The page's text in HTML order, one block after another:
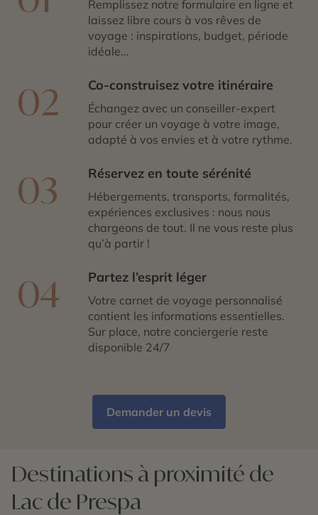
Remplissez notre formulaire en ligne et
laissez libre cours à vos rêves de
voyage : inspirations, budget, période
idéale…
02 Co-construisez votre itinéraire
Échangez avec un conseiller-expert
pour créer un voyage à votre image,
adapté à vos envies et à votre rythme.
03 Réservez en toute sérénité
Hébergements, transports, formalités,
expériences exclusives : nous nous
chargeons de tout. Il ne vous reste plus
qu’à partir !
04 Partez l’esprit léger
Votre carnet de voyage personnalisé
contient les informations essentielles.
Sur place, notre conciergerie reste
disponible 24/7
Demander un devis
Destinations à proximité de
Lac de Prespa